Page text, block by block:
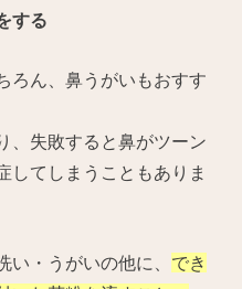
する
ろん、鼻うがいもおすす
、失敗すると鼻がツーン
してしまうこともありま
い・うがいの他に、 でき